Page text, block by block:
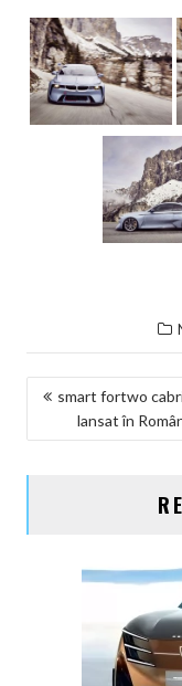
NAVIGARE
smart fortwo
lansat în